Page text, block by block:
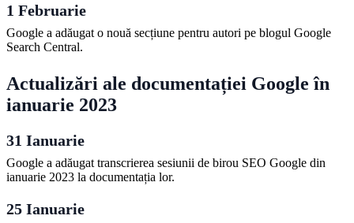
1 Februarie
Google a adăugat o nouă secțiune pentru autori pe blogul Google
Search Central.
Actualizări ale documentației Google în
ianuarie 2023
31 Ianuarie
Google a adăugat transcrierea sesiunii de birou SEO Google din
ianuarie 2023 la documentația lor.
25 Ianuarie